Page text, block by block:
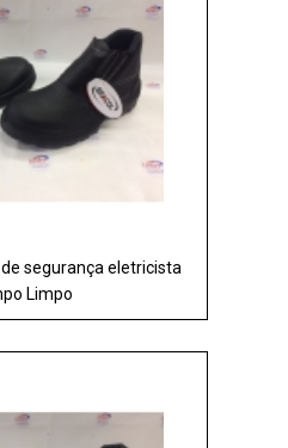
segurança eletricista
Limpo